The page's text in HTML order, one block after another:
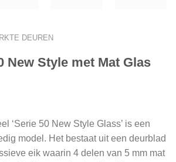
DEUREN
New Style met Mat Glas
‘Serie 50 New Style Glass’ is een
model. Het bestaat uit een deurblad
eik waarin 4 delen van 5 mm mat